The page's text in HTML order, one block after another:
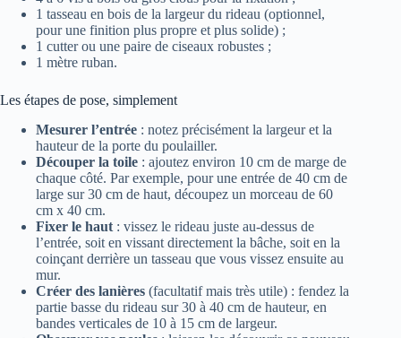
1 tasseau en bois de la largeur du rideau (optionnel,
pour une finition plus propre et plus solide) ;
1 cutter ou une paire de ciseaux robustes ;
1 mètre ruban.
Les étapes de pose, simplement
Mesurer l’entrée : notez précisément la largeur et la
hauteur de la porte du poulailler.
Découper la toile : ajoutez environ 10 cm de marge de
chaque côté. Par exemple, pour une entrée de 40 cm de
large sur 30 cm de haut, découpez un morceau de 60
cm x 40 cm.
Fixer le haut : vissez le rideau juste au-dessus de
l’entrée, soit en vissant directement la bâche, soit en la
coinçant derrière un tasseau que vous vissez ensuite au
mur.
Créer des lanières (facultatif mais très utile) : fendez la
partie basse du rideau sur 30 à 40 cm de hauteur, en
bandes verticales de 10 à 15 cm de largeur.